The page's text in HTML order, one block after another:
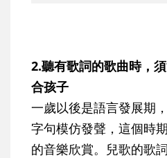
2.聽有歌詞的歌曲時，
合孩子
一歲以後是語言發展期
字句模仿發聲，這個時
的音樂欣賞。兒歌的歌